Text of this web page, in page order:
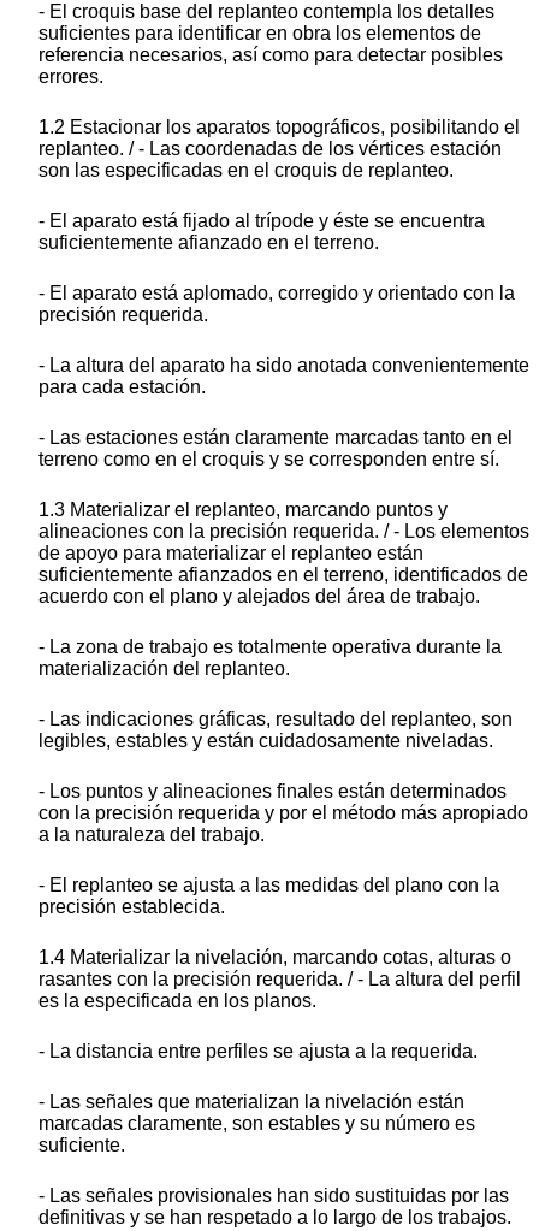
- El croquis base del replanteo contempla los detalles
suficientes para identificar en obra los elementos de
referencia necesarios, así como para detectar posibles
errores.
1.2 Estacionar los aparatos topográficos, posibilitando el
replanteo. / - Las coordenadas de los vértices estación
son las especificadas en el croquis de replanteo.
- El aparato está fijado al trípode y éste se encuentra
suficientemente afianzado en el terreno.
- El aparato está aplomado, corregido y orientado con la
precisión requerida.
- La altura del aparato ha sido anotada convenientemente
para cada estación.
- Las estaciones están claramente marcadas tanto en el
terreno como en el croquis y se corresponden entre sí.
1.3 Materializar el replanteo, marcando puntos y
alineaciones con la precisión requerida. / - Los elementos
de apoyo para materializar el replanteo están
suficientemente afianzados en el terreno, identificados de
acuerdo con el plano y alejados del área de trabajo.
- La zona de trabajo es totalmente operativa durante la
materialización del replanteo.
- Las indicaciones gráficas, resultado del replanteo, son
legibles, estables y están cuidadosamente niveladas.
- Los puntos y alineaciones finales están determinados
con la precisión requerida y por el método más apropiado
a la naturaleza del trabajo.
- El replanteo se ajusta a las medidas del plano con la
precisión establecida.
1.4 Materializar la nivelación, marcando cotas, alturas o
rasantes con la precisión requerida. / - La altura del perfil
es la especificada en los planos.
- La distancia entre perfiles se ajusta a la requerida.
- Las señales que materializan la nivelación están
marcadas claramente, son estables y su número es
suficiente.
- Las señales provisionales han sido sustituidas por las
definitivas y se han respetado a lo largo de los trabajos.